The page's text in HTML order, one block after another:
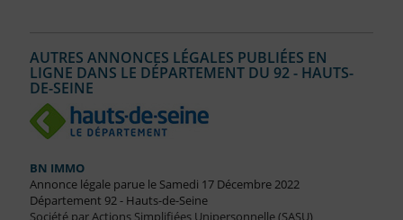
AUTRES ANNONCES LÉGALES PUBLIÉES EN
LIGNE DANS LE DÉPARTEMENT DU 92 - HAUTS-
DE-SEINE
BN IMMO
Annonce légale parue le Samedi 17 Décembre 2022
Département 92 - Hauts-de-Seine
Société par Actions Simplifiées Unipersonnelle (SASU)